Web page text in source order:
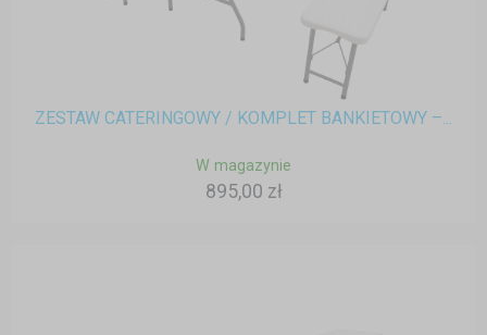
ZESTAW CATERINGOWY / KOMPLET BANKIETOWY –...
W magazynie
895,00 zł